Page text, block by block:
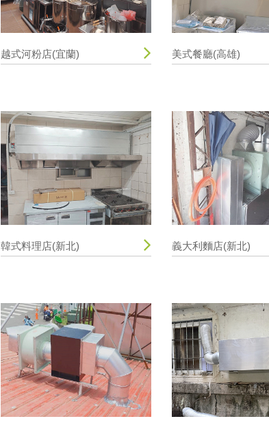
越式河粉店(宜蘭) 美式餐廳(高雄)
韓式料理店(新北) 義大利麵店(新北)